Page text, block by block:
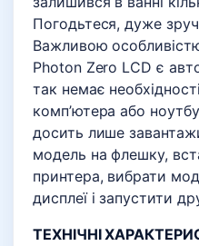
Погодьтеся, дуже
Важливою
Photon Zero LCD є
так немає
комп’ютера або
досить лише
модель на флешку,
принтера, вибрати
дисплеї і запустити
ТЕХНІЧНІ